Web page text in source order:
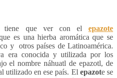
tiene que ver con el epazote
es una hierba aromática que se
y otros países de Latinoamérica.
era conocida y utilizada por los
el nombre náhuatl de epazotl, de
utilizado en ese país. El epazote se